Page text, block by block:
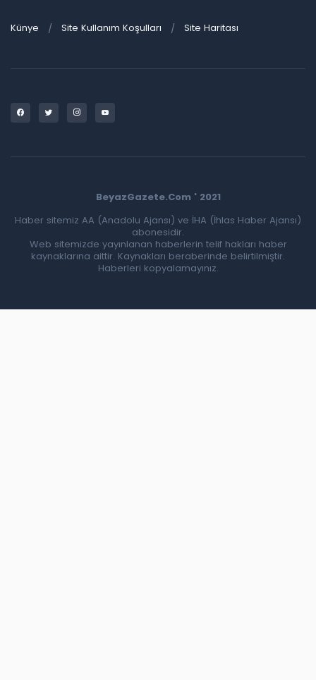
Künye Site Kullanım Koşulları Site Haritası
BeyazGazete.Com ' 2021
Haber sitemiz AA (Anadolu Ajansı) ve İHA (İhlas Haber Ajansı)
abonesidir.
Web sitemizde yayınlanan haberlerin telif hakları haber
kaynaklarına aittir. Kaynakları beraberinde belirtilmiştir.
Haberleri kopyalamayınız.